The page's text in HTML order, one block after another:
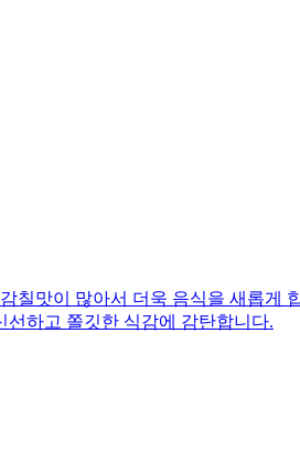
칠맛이 많아서 더욱 음식을 새롭게
하고 쫄깃한 식감에 감탄합니다.